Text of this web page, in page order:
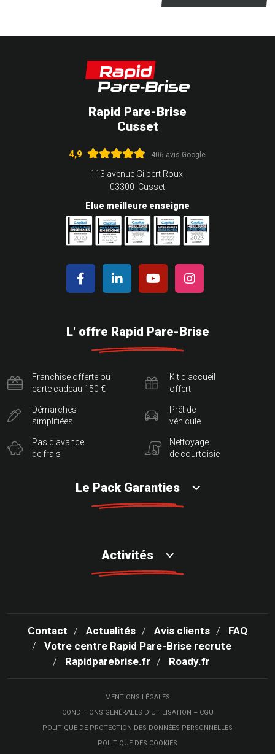
Rapid Pare-Brise
Cusset
4,9 406 avis Google
113 avenue Gilbert Roux
03300 Cusset
Elue meilleure enseigne
L' offre Rapid Pare-Brise
Franchise offerte ou
carte cadeau 150 €
Démarches
simplifiées
Pas d'avance
de frais
Kit d'accueil
offert
Prêt de
véhicule
Nettoyage
de courtoisie
Le Pack Garanties
Activités
Contact Actualités Avis clients
FAQ
Votre centre Rapid Pare-Brise recrute
Rapidparebrise.fr
Roady.fr
MENTIONS LÉGALES
CONDITIONS GÉNÉRALES D’UTILISATION – CGU
POLITIQUE DE PROTECTION DES DONNÉES PERSONNELLES
POLITIQUE DES COOKIES